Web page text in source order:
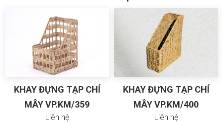
KHAY ĐỰNG TẠP CHÍ
MÂY VP.KM/359
Liên hệ
KHAY ĐỰNG TẠP CHÍ
MÂY VP.KM/400
Liên hệ